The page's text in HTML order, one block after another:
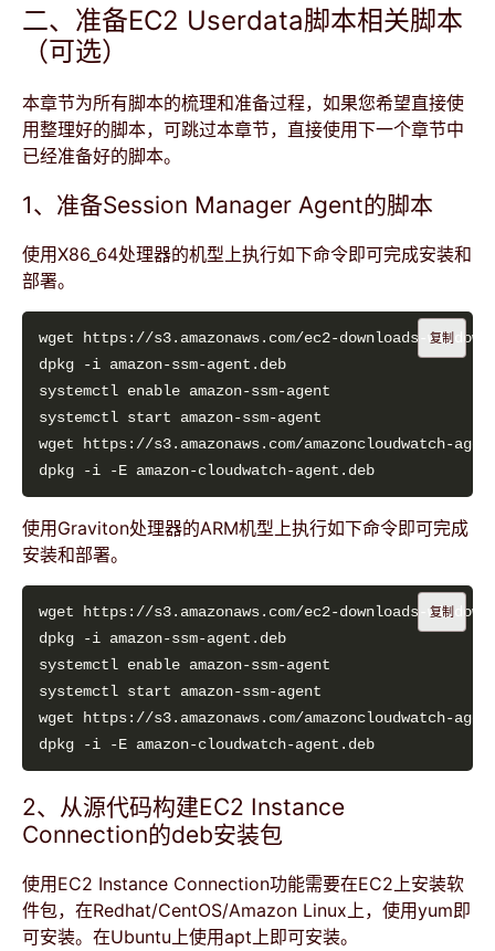
二、准备EC2 Userdata脚本相关脚本
（可选）
本章节为所有脚本的梳理和准备过程，如果您希望直接使
用整理好的脚本，可跳过本章节，直接使用下一个章节中
已经准备好的脚本。
1、准备Session Manager Agent的脚本
使用X86_64处理器的机型上执行如下命令即可完成安装和
部署。
复制
使用Graviton处理器的ARM机型上执行如下命令即可完成
安装和部署。
复制
2、从源代码构建EC2 Instance
Connection的deb安装包
使用EC2 Instance Connection功能需要在EC2上安装软
件包，在Redhat/CentOS/Amazon Linux上，使用yum即
可安装。在Ubuntu上使用apt上即可安装。